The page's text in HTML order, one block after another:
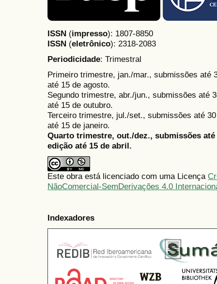
ISSN (impresso): 1807-8850
ISSN (eletrônico): 2318-2083
Periodicidade: Trimestral
Primeiro trimestre, jan./mar., submissões até
até 15 de agosto.
Segundo trimestre, abr./jun., submissões até
até 15 de outubro.
Terceiro trimestre, jul./set., submissões até
até 15 de janeiro.
Quarto trimestre, out./dez., submissões
edição até 15 de abril.
Este obra está licenciado com uma Licença
NãoComercial-SemDerivações 4.0
Indexadores